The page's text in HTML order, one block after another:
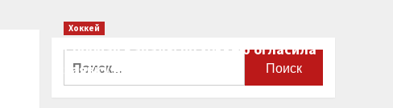
Хоккей
Сборная Канады по хоккею огласила
заявку на чемпионат мира